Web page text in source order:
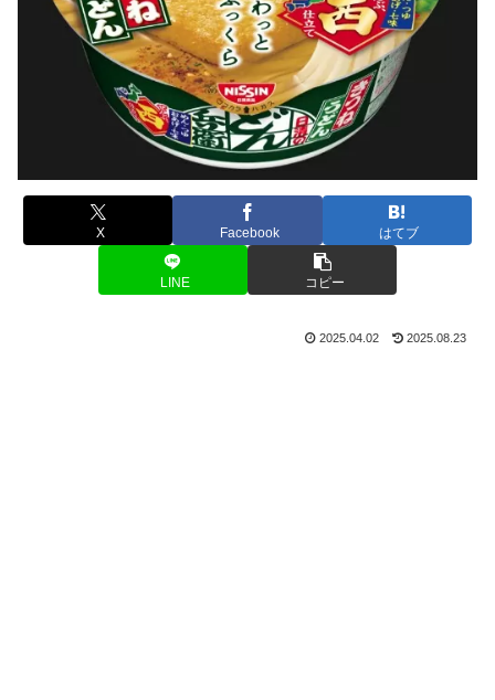
X Facebook はてブ
LINE コピー
2025.04.02 2025.08.23